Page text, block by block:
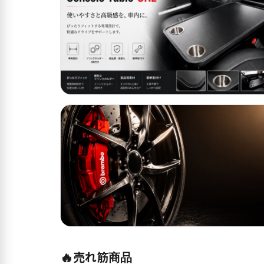
🔥売れ筋商品